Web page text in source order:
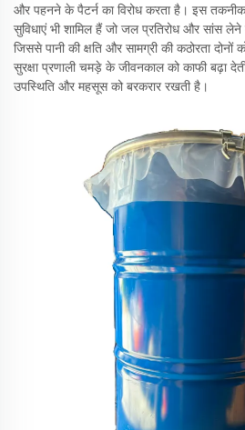
और पहनने के पैटर्न का विरोध करता है। इस
सुविधाएं भी शामिल हैं जो जल प्रतिरोध और सांस
जिससे पानी की क्षति और सामग्री की कठोरता
सुरक्षा प्रणाली चमड़े के जीवनकाल को काफी बढ़ा
उपस्थिति और महसूस को बरकरार रखती है।